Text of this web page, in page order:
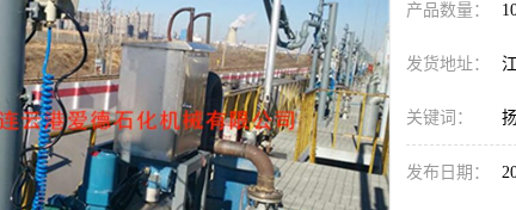
产品数量：
发货地址：
关键词：
发布日期：